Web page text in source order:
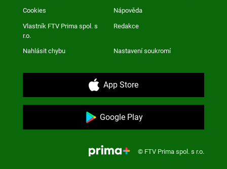
Cookies Nápověda
Vlastník FTV Prima spol. s
r.o.
Redakce
Nahlásit chybu Nastavení soukromí
App Store
Google Play
© FTV Prima spol. s r.o.